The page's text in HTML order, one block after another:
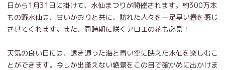
日から1月31日に掛けて、水仙まつりが開催されます。約300万本
もの野水仙は、甘いかおりと共に、訪れた人々を一足早い春を感じ
させてくれます。また、同時期に咲くアロエの花も必見！
天気の良い日には、透き通った海と青い空に映えた水仙を楽しむこ
とができます。今しか出逢えない絶景をこの目で確かめに出かけま